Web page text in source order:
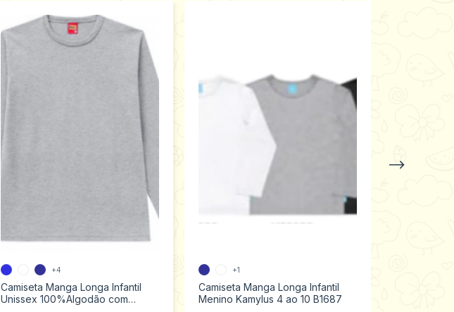
Camiseta Manga Longa Infantil
Unissex 100%Algodão com
+4
Camiseta Manga Longa Infantil
Menino Kamylus 4 ao 10 B1687
+1